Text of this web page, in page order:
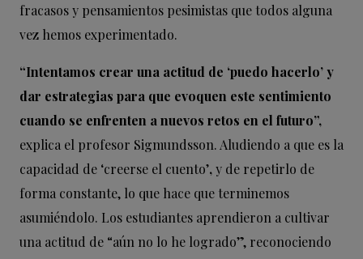
fracasos y pensamientos pesimistas que todos alguna
vez hemos experimentado.
“Intentamos crear una actitud de ‘puedo hacerlo’ y
dar estrategias para que evoquen este sentimiento
cuando se enfrenten a nuevos retos en el futuro”,
explica el profesor Sigmundsson. Aludiendo a que es la
capacidad de ‘creerse el cuento’,y de repetirlo de
forma constante, lo que hace que terminemos
asumiéndolo. Los estudiantes aprendieron a cultivar
una actitud de “aún no lo he logrado”, reconociendo